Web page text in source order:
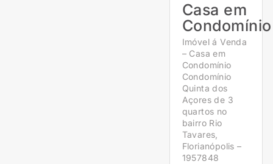
Casa em
Condomínio
Imóvel á Venda
– Casa em
Condomínio
Condomínio
Quinta dos
Açores de 3
quartos no
bairro Rio
Tavares,
Florianópolis –
1957848